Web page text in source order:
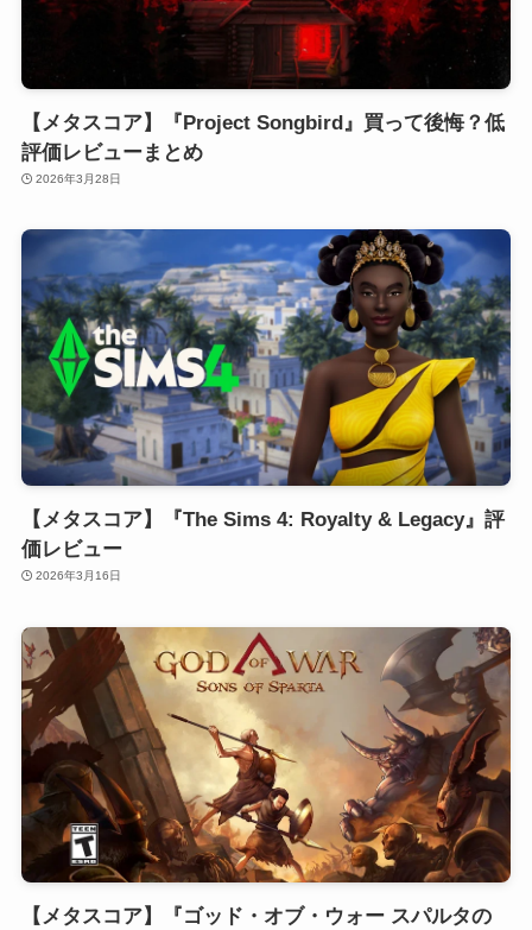
【メタスコア】『Project Songbird』買って後悔？低
評価レビューまとめ
2026年3月28日
【メタスコア】『The Sims 4: Royalty & Legacy』評
価レビュー
2026年3月16日
【メタスコア】『ゴッド・オブ・ウォー スパルタの